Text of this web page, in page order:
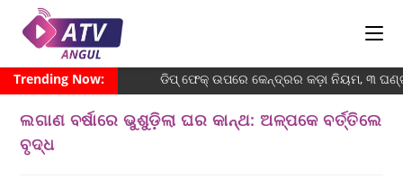
Trending Now: ଡିପ୍ ଫେକ୍ ଉପରେ କେନ୍ଦ୍ରର କଡ଼ା ନିୟମ, ୩
ଲଗାଣ ବର୍ଷାରେ ଭୁଶୁଡ଼ିଲା ଘର କାନ୍ଥ: ଅଳ୍ପକେ ବର୍ତ୍ତିଲେ
ବୃଦ୍ଧ